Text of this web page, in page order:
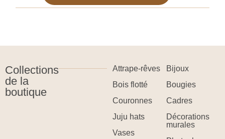
Collections
de la
boutique
Attrape-rêves
Bois flotté
Couronnes
Juju hats
Vases
Bijoux
Bougies
Cadres
Décorations
murales